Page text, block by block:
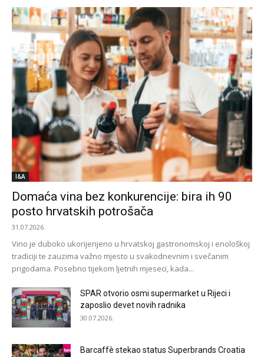
I&A
Domaća vina bez konkurencije: bira ih 90
posto hrvatskih potrošača
31.07.2026.
Vino je duboko ukorijenjeno u hrvatskoj gastronomskoj i enološkoj
tradiciji te zauzima važno mjesto u svakodnevnim i svečanim
prigodama. Posebno tijekom ljetnih mjeseci, kada...
SPAR otvorio osmi supermarket u Rijeci i
zaposlio devet novih radnika
30.07.2026.
Barcaffè stekao status Superbrands Croatia